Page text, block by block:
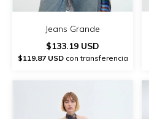
Jeans Grande
$133.19 USD
$119.87 USDcon transferencia